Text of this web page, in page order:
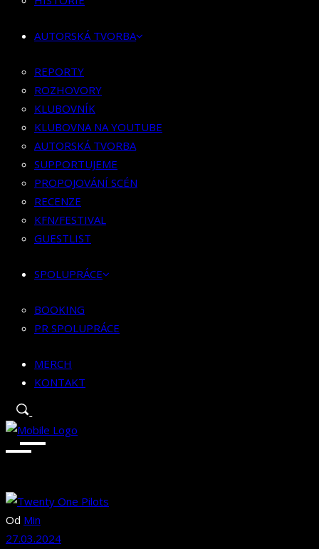
KLUBOVNA NA YOUTUBE
SUPPORTUJEME
PROPOJOVÁNÍ SCÉN
RECENZE
KFN/FESTIVAL
GUESTLIST
SPOLUPRÁCE
BOOKING
PR SPOLUPRÁCE
MERCH
AUTORSKÁ TVORBA
REPORTY
ROZHOVORY
KLUBOVNÍK
KLUBOVNA NA YOUTUBE
AUTORSKÁ TVORBA
SUPPORTUJEME
PROPOJOVÁNÍ SCÉN
RECENZE
KFN/FESTIVAL
GUESTLIST
SPOLUPRÁCE
BOOKING
PR SPOLUPRÁCE
MERCH
KONTAKT
Od Min
27.03.2024